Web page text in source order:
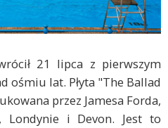
21 lipca z pierwszym
ośmiu lat. Płyta "The Ballad
przez Jamesa Forda,
i Devon. Jest to